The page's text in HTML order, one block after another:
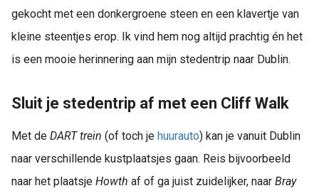
gekocht met een donkergroene steen en een klavertje van
kleine steentjes erop. Ik vind hem nog altijd prachtig én het
is een mooie herinnering aan mijn stedentrip naar Dublin.
Sluit je stedentrip af met een Cliff Walk
Met de DART trein (of toch je huurauto) kan je vanuit Dublin
naar verschillende kustplaatsjes gaan. Reis bijvoorbeeld
naar het plaatsje Howth af of ga juist zuidelijker, naar Bray